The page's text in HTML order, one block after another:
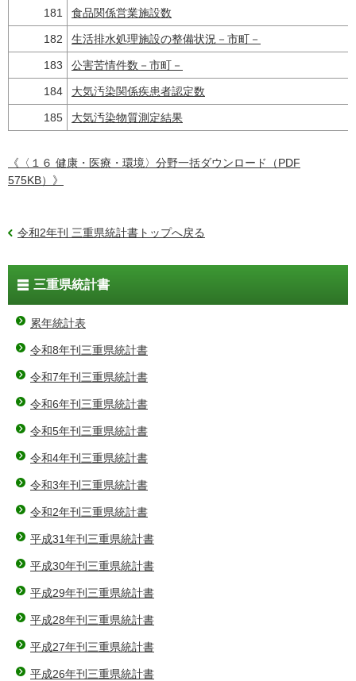
181 食品関係営業施設数
182 生活排水処理施設の整備状況－市町－
183 公害苦情件数－市町－
184 大気汚染関係疾患者認定数
185 大気汚染物質測定結果
《〈１６ 健康・医療・環境〉分野一括ダウンロード（PDF
575KB）》
令和2年刊 三重県統計書トップへ戻る
三重県統計書
累年統計表
令和8年刊三重県統計書
令和7年刊三重県統計書
令和6年刊三重県統計書
令和5年刊三重県統計書
令和4年刊三重県統計書
令和3年刊三重県統計書
令和2年刊三重県統計書
平成31年刊三重県統計書
平成30年刊三重県統計書
平成29年刊三重県統計書
平成28年刊三重県統計書
平成27年刊三重県統計書
平成26年刊三重県統計書